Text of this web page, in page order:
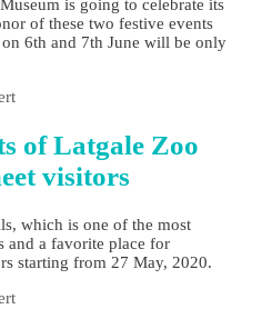
is going to celebrate its
of these two festive events
on 6th and 7th June will be only
of Latgale Zoo
visitors
which is one of the most
and a favorite place for
starting from 27 May, 2020.